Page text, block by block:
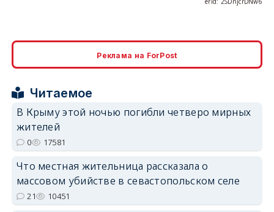
Реклама на ForPost
Читаемое
В Крыму этой ночью погибли четверо мирных
жителей
0 17581
Что местная жительница рассказала о
массовом убийстве в севастопольском селе
21 10451